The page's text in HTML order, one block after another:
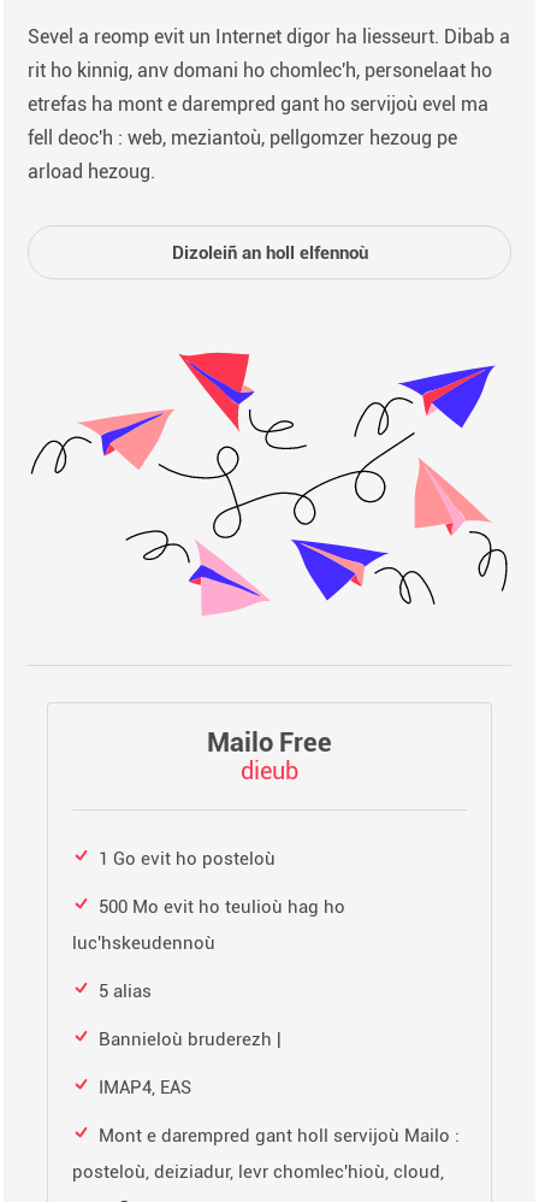
Sevel a reomp evit un Internet digor ha liesseurt. Dibab a
rit ho kinnig, anv domani ho chomlec'h, personelaat ho
etrefas ha mont e darempred gant ho servijoù evel ma
fell deoc'h : web, meziantoù, pellgomzer hezoug pe
arload hezoug.
Dizoleiñ an holl elfennoù
Mailo Free
dieub
1 Go evit ho posteloù
500 Mo evit ho teulioù hag ho
luc'hskeudennoù
5 alias
Bannieloù bruderezh |
IMAP4, EAS
Mont e darempred gant holl servijoù Mailo :
posteloù, deiziadur, levr chomlec'hioù, cloud,